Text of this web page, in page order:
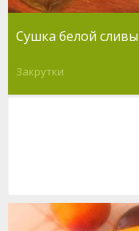
Сушка белой
Закрутки